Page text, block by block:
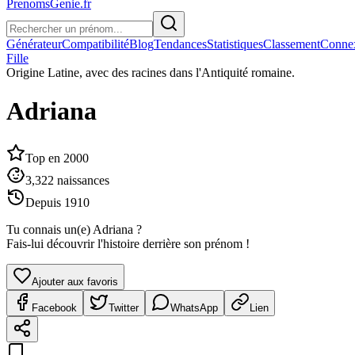
PrenomsGenie.fr
GénérateurCompatibilitéBlogTendancesStatistiquesClassement
Fille
Origine Latine, avec des racines dans l'Antiquité romaine.
Adriana
Top en 2000
3,322 naissances
Depuis 1910
Tu connais un(e) Adriana ?
Fais-lui découvrir l'histoire derrière son prénom !
Ajouter aux favoris
Facebook Twitter WhatsApp Lien